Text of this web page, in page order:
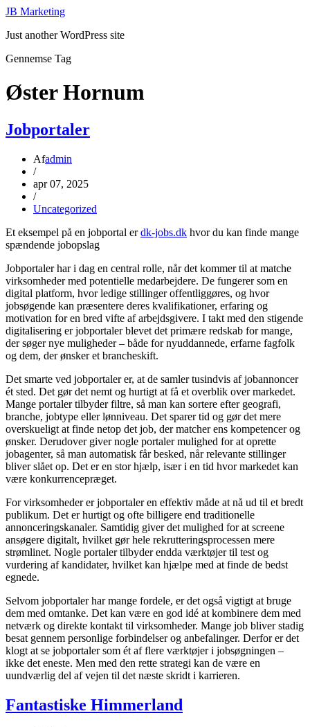
JB Marketing
Just another WordPress site
Gennemse Tag
Øster Hornum
Jobportaler
Afadmin
/
apr 07, 2025
/
Uncategorized
Et eksempel på en jobportal erdk-jobs.dk hvor du kan finde mange
spændende jobopslag
Jobportaler har i dag en central rolle, når det kommer til at matche
virksomheder med potentielle medarbejdere. De fungerer som en
digital platform, hvor ledige stillinger offentliggøres, og hvor
jobsøgende kan præsentere deres kvalifikationer, erfaring og
motivation for en bred vifte af arbejdsgivere. I takt med den stigende
digitalisering er jobportaler blevet det primære redskab for mange,
der søger nye muligheder – både for nyuddannede, erfarne fagfolk
og dem, der ønsker et brancheskift.
Det smarte ved jobportaler er, at de samler tusindvis af jobannoncer
ét sted. Det gør det nemt og hurtigt at få et overblik over markedet.
Mange portaler tilbyder filtre, så man kan sortere efter geografi,
branche, jobtype eller lønniveau. Det sparer tid og gør det mere
overskueligt at finde netop det job, der matcher ens kompetencer og
ønsker. Derudover giver nogle portaler mulighed for at oprette
jobagenter, så man automatisk får besked, når relevante stillinger
bliver slået op. Det er en stor hjælp, især i en tid hvor markedet kan
være konkurrencepræget.
For virksomheder er jobportaler en effektiv måde at nå ud til et bredt
publikum. Det er hurtigt og ofte billigere end traditionelle
annonceringskanaler. Samtidig giver det mulighed for at screene
ansøgere digitalt, hvilket gør hele rekrutteringsprocessen mere
strømlinet. Nogle portaler tilbyder endda værktøjer til test og
vurdering af kandidater, hvilket kan hjælpe med at finde de bedst
egnede.
Selvom jobportaler har mange fordele, er det også vigtigt at bruge
dem med omtanke. Det kan være en god idé at kombinere dem med
netværk og direkte kontakt til virksomheder. Mange job bliver stadig
besat gennem personlige forbindelser og anbefalinger. Derfor er det
klogt at se jobportaler som ét af flere værktøjer i jobsøgningen –
ikke det eneste. Men med den rette strategi kan de være en
uundværlig del af vejen til det næste skridt i karrieren.
Fantastiske Himmerland